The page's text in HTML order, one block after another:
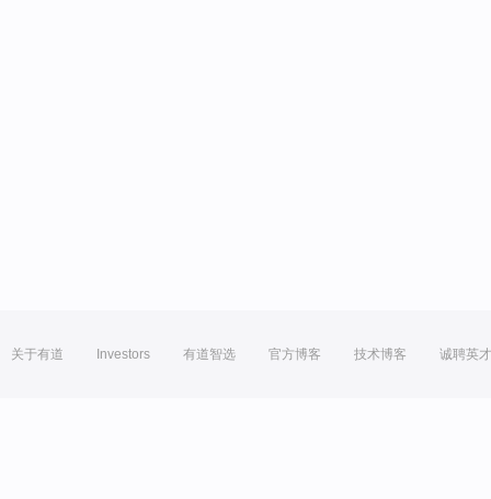
关于有道 Investors 有道智选 官方博客 技术博客 诚聘英才